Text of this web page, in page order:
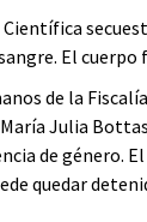
El
de la
Julia
de género.
quedar